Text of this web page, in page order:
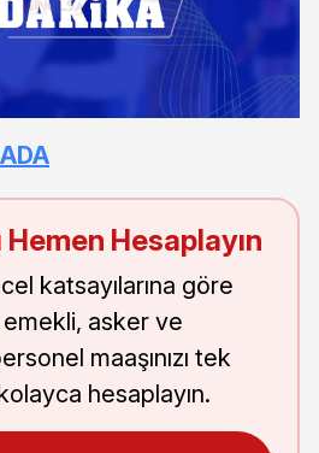
Hemen Hesaplayın
katsayılarına göre
asker ve
maaşınızı tek
hesaplayın.